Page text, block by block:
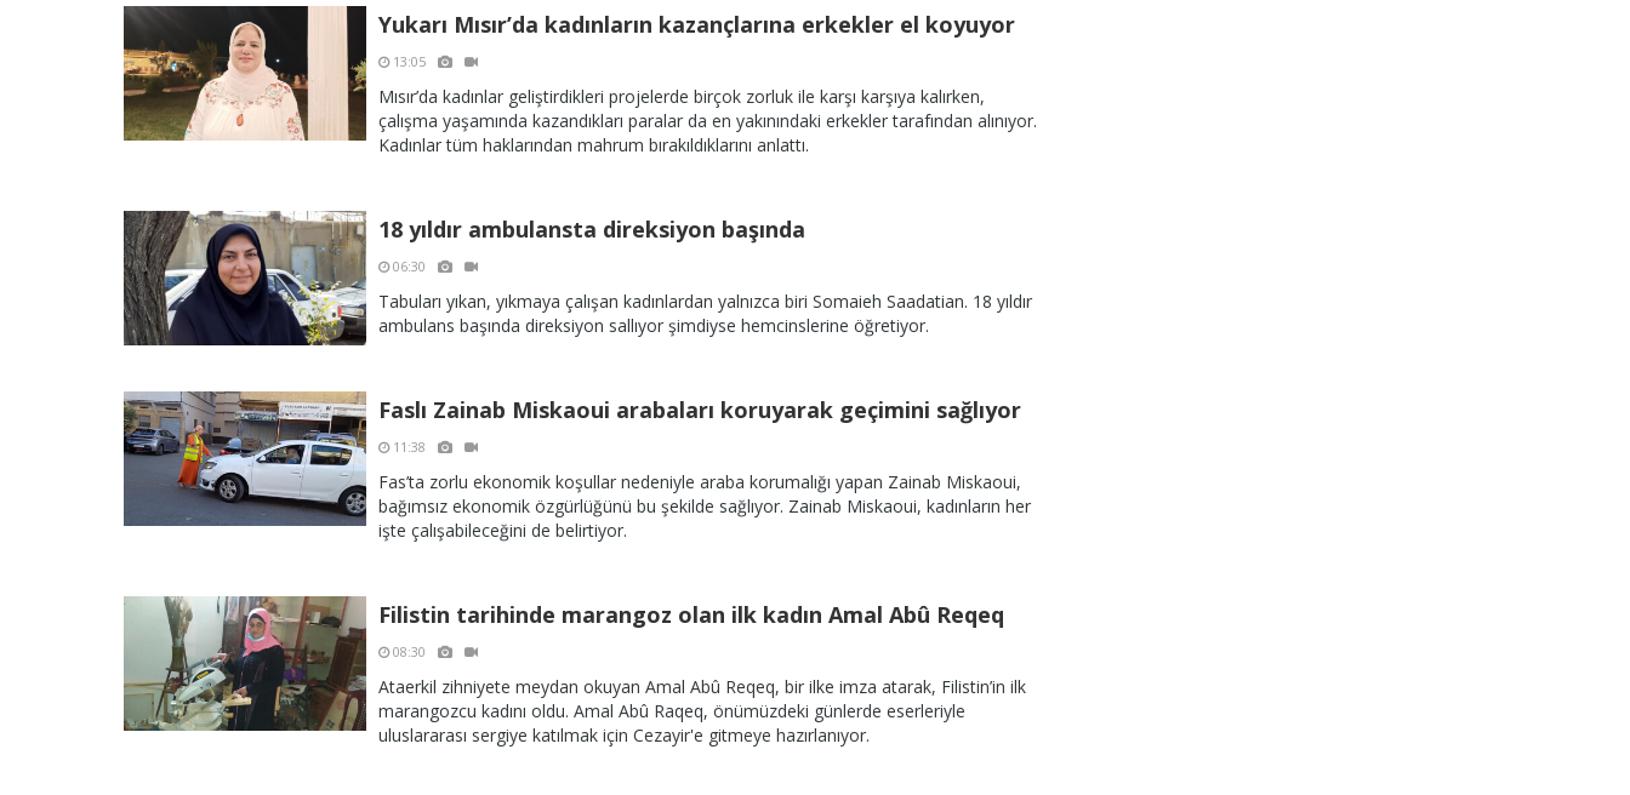
Yukarı Mısır’da kadınların kazançlarına erkekler el koyuyor
13:05
Mısır’da kadınlar geliştirdikleri projelerde birçok zorluk ile karşı karşıya kalırken,
çalışma yaşamında kazandıkları paralar da en yakınındaki erkekler tarafından alınıyor.
Kadınlar tüm haklarından mahrum bırakıldıklarını anlattı.
18 yıldır ambulansta direksiyon başında
06:30
Tabuları yıkan, yıkmaya çalışan kadınlardan yalnızca biri Somaieh Saadatian. 18 yıldır
ambulans başında direksiyon sallıyor şimdiyse hemcinslerine öğretiyor.
Faslı Zainab Miskaoui arabaları koruyarak geçimini sağlıyor
11:38
Fas’ta zorlu ekonomik koşullar nedeniyle araba korumalığı yapan Zainab Miskaoui,
bağımsız ekonomik özgürlüğünü bu şekilde sağlıyor. Zainab Miskaoui, kadınların her
işte çalışabileceğini de belirtiyor.
Filistin tarihinde marangoz olan ilk kadın Amal Abû Reqeq
08:30
Ataerkil zihniyete meydan okuyan Amal Abû Reqeq, bir ilke imza atarak, Filistin’in ilk
marangozcu kadını oldu. Amal Abû Raqeq, önümüzdeki günlerde eserleriyle
uluslararası sergiye katılmak için Cezayir'e gitmeye hazırlanıyor.